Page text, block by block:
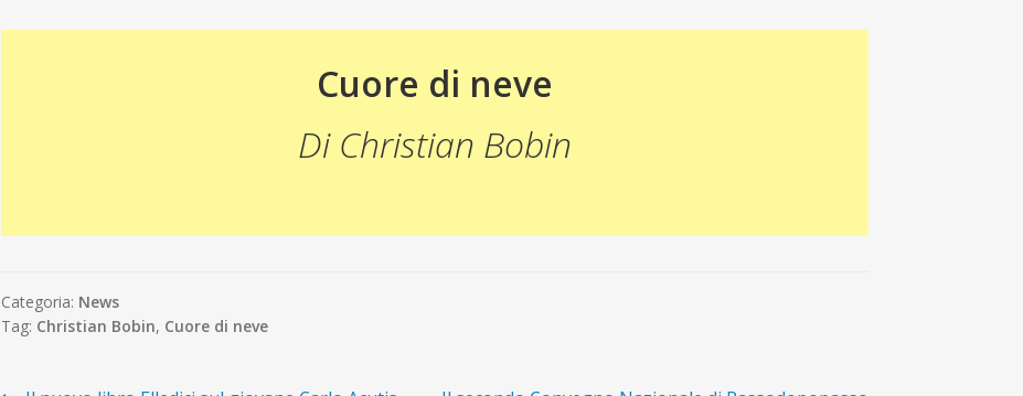
Cuore di neve
Di Christian Bobin
Categoria: News
Tag: Christian Bobin, Cuore di neve